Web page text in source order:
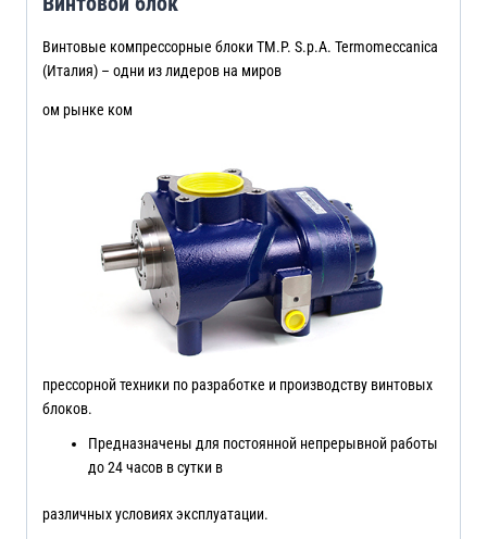
Винтовые компрессорные блоки TM.P. S.p.A. Termomeccanica
(Италия) – одни из лидеров на миров
ом рынке ком
прессорной техники по разработке и производству винтовых
блоков.
Предназначены для постоянной непрерывной работы
до 24 часов в сутки в
различных условиях эксплуатации.